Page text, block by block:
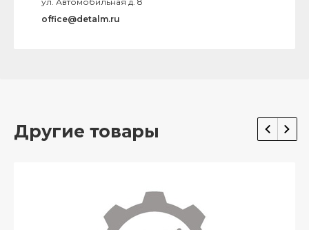
office@detalm.ru
Другие товары